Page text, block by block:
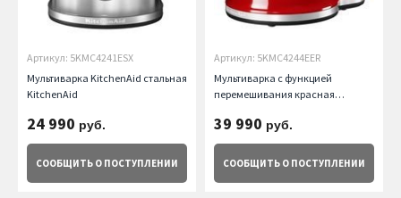
Артикул: 5KMC4241ESX
Мультиварка KitchenAid стальная
KitchenAid
24 990 руб.
СООБЩИТЬ О ПОСТУПЛЕНИИ
Артикул: 5KMC4244EER
Мультиварка с функцией
перемешивания красная
39 990 руб.
СООБЩИТЬ О ПОСТУПЛЕНИИ